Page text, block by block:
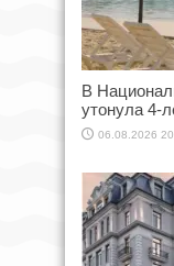
В
утонула 4-
06.08.2026